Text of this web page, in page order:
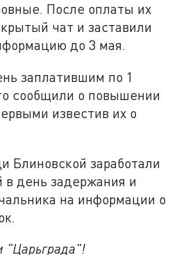
После оплаты их
чат и заставили
до 3 мая.
заплатившим по 1
сообщили о повышении
известив их о
Блиновской заработали
в день задержания и
на информации о
"Царьграда"!